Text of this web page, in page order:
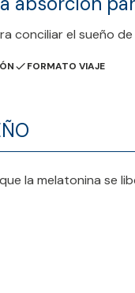
conciliar el sueño
FORMATO VIAJE
la melatonina se